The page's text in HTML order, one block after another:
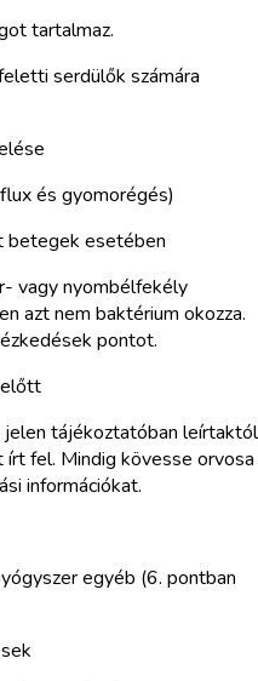
tartalmaz.
serdülők számára
és gyomorégés)
betegek esetében
vagy nyombélfekély
azt nem baktérium okozza.
pontot.
jelen tájékoztatóban leírtaktól
fel. Mindig kövesse orvosa
információkat.
egyéb (6. pontban